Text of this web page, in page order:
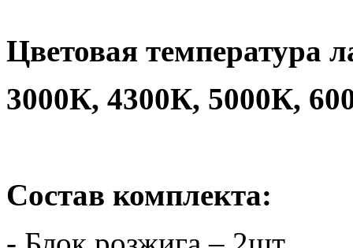
Цветовая температура
3000К, 4300К, 5000К,
Состав комплекта: